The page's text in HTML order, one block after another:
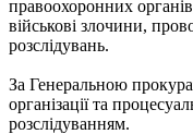
правоохоронних
військові злочини,
розслідувань.
За Генеральною
організації та
розслідуванням.